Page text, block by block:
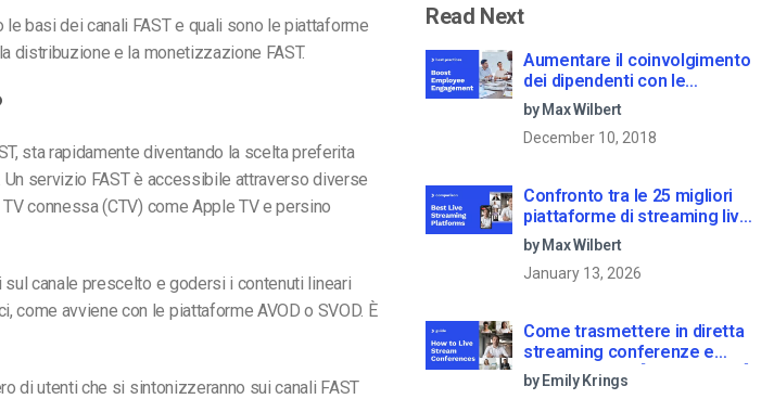
basi dei canali FAST e quali sono le piattaforme
distribuzione e la monetizzazione FAST.
sta rapidamente diventando la scelta preferita
servizio FAST è accessibile attraverso diverse
connessa (CTV) come Apple TV e persino
canale prescelto e godersi i contenuti lineari
avviene con le piattaforme AVOD o SVOD. È
di utenti che si sintonizzeranno sui canali FAST
Read Next
Aumentare il coinvolgimento
dei dipendenti con le
comunicazioni aziendali in
live streaming
by Max Wilbert
December 10, 2018
Confronto tra le 25 migliori
piattaforme di streaming live
nel 2025
by Max Wilbert
January 13, 2026
Come trasmettere in diretta
streaming conferenze e
by Emily Krings